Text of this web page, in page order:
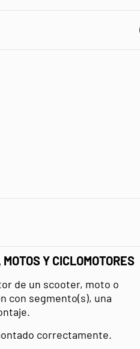
Y CICLOMOTORES
de un scooter, moto o
con segmento(s), una
correctamente.